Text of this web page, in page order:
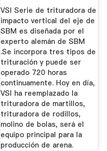
VSI Serie de trituradora de
impacto vertical del eje de
SBM es diseñada por el
experto alemán de SBM
.Se incorpora tres tipos de
trituración y puede ser
operado 720 horas
continuamente. Hoy en día,
VSI ha reemplazado la
trituradora de martillos,
trituradora de rodillos,
molino de bolas, será el
equipo principal para la
producción de arena.